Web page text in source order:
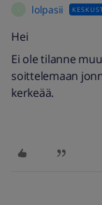
lolpasii
Hei
Ei ole tilanne
soittelemaan
kerkeää.